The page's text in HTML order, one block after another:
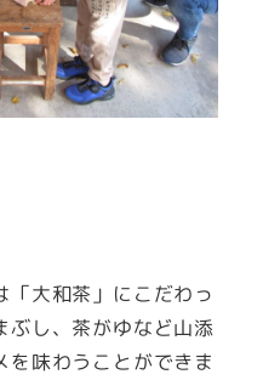
「大和茶」にこだわっ
ぶし、茶がゆなど山添
を味わうことができま